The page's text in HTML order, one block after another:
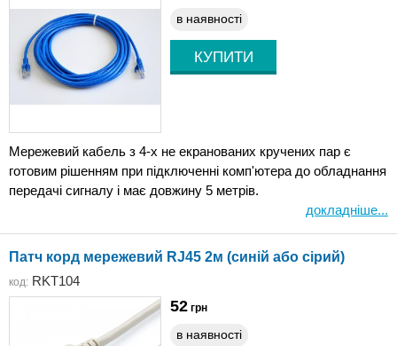
в наявності
Мережевий кабель з 4-х не екранованих кручених пар є
готовим рішенням при підключенні комп'ютера до обладнання
передачі сигналу і має довжину 5 метрів.
докладніше...
Патч корд мережевий RJ45 2м (синій або сірий)
код: RKT104
52 грн
в наявності